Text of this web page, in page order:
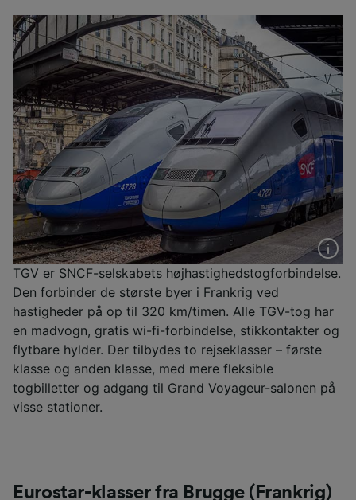
TGV er SNCF-selskabets højhastighedstogforbindelse.
Den forbinder de største byer i Frankrig ved
hastigheder på op til 320 km/timen. Alle TGV-tog har
en madvogn, gratis wi-fi-forbindelse, stikkontakter og
flytbare hylder. Der tilbydes to rejseklasser – første
klasse og anden klasse, med mere fleksible
togbilletter og adgang til Grand Voyageur-salonen på
visse stationer.
Eurostar-klasser fra Brugge (Frankrig)